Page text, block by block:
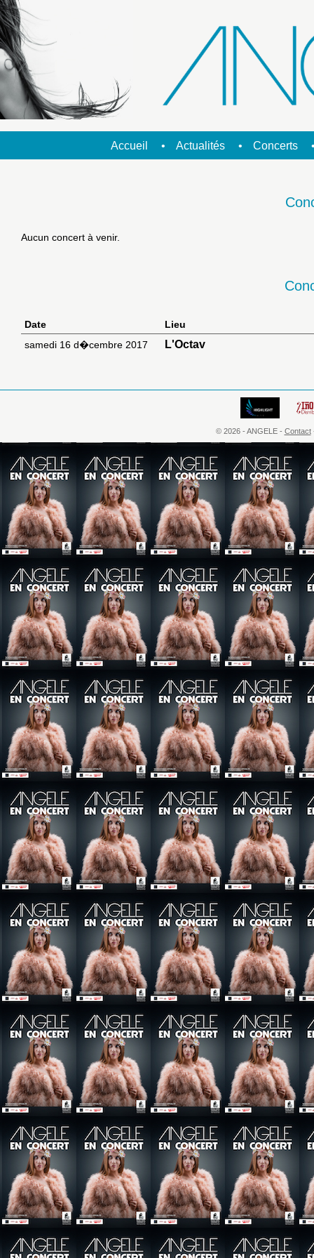
Accueil Actualités Concerts
Aucun concert à venir.
Date
Lieu
samedi 16 d�cembre 2017
L'Octav
© 2026 - ANGELE - Contact